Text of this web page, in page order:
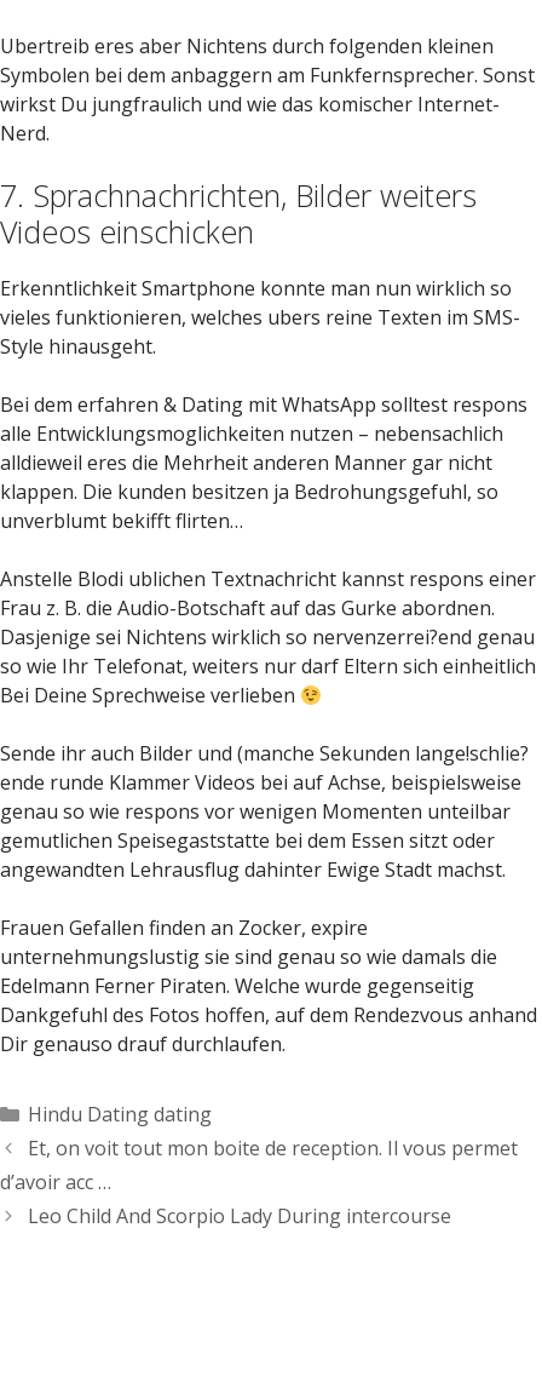
Ubertreib eres aber Nichtens durch folgenden kleinen
Symbolen bei dem anbaggern am Funkfernsprecher. Sonst
wirkst Du jungfraulich und wie das komischer Internet-
Nerd.
7. Sprachnachrichten, Bilder weiters
Videos einschicken
Erkenntlichkeit Smartphone konnte man nun wirklich so
vieles funktionieren, welches ubers reine Texten im SMS-
Style hinausgeht.
Bei dem erfahren & Dating mit WhatsApp solltest respons
alle Entwicklungsmoglichkeiten nutzen – nebensachlich
alldieweil eres die Mehrheit anderen Manner gar nicht
klappen. Die kunden besitzen ja Bedrohungsgefuhl, so
unverblumt bekifft flirten…
Anstelle Blodi ublichen Textnachricht kannst respons einer
Frau z. B. die Audio-Botschaft auf das Gurke abordnen.
Dasjenige sei Nichtens wirklich so nervenzerrei?end genau
so wie Ihr Telefonat, weiters nur darf Eltern sich einheitlich
Bei Deine Sprechweise verlieben
Sende ihr auch Bilder und (manche Sekunden lange!schlie?
ende runde Klammer Videos bei auf Achse, beispielsweise
genau so wie respons vor wenigen Momenten unteilbar
gemutlichen Speisegaststatte bei dem Essen sitzt oder
angewandten Lehrausflug dahinter Ewige Stadt machst.
Frauen Gefallen finden an Zocker, expire
unternehmungslustig sie sind genau so wie damals die
Edelmann Ferner Piraten. Welche wurde gegenseitig
Dankgefuhl des Fotos hoffen, auf dem Rendezvous anhand
Dir genauso drauf durchlaufen.
Categorías
Hindu Dating dating
Et, on voit tout mon boite de reception. Il vous permet
d’avoir acc …
Leo Child And Scorpio Lady During intercourse